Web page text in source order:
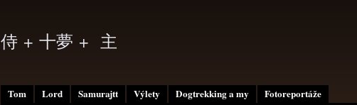
Tom Lord Samurajtt Výlety Dogtrekking a my Fotoreportáže
侍 + 十夢 + 主